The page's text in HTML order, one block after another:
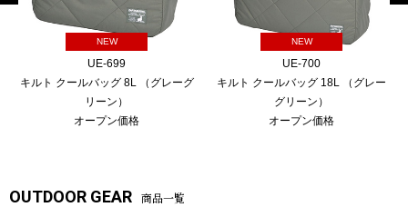
NEW
UE-699
キルト クールバッグ 8L （グレーグ
リーン）
オープン価格
NEW
UE-700
キルト クールバッグ 18L （グレー
グリーン）
オープン価格
OUTDOOR GEAR 商品一覧